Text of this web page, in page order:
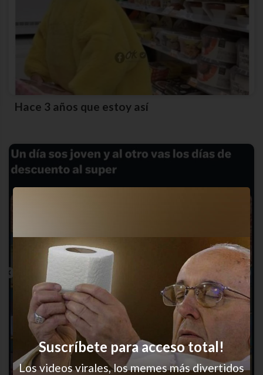
Hace 3 años que estoy así
Suscríbete para acceso total!
Los videos virales, los memes más divertidos